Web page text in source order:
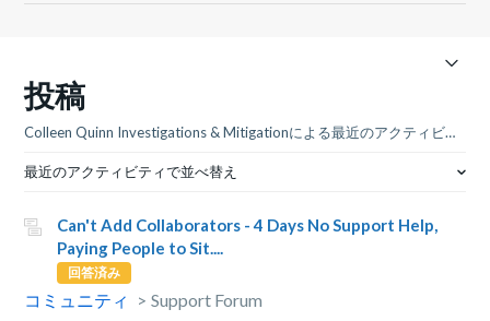
投稿
Colleen Quinn Investigations & Mitigationによる最近のアクティビティ
最近のアクティビティで並べ替え
Can't Add Collaborators - 4 Days No Support Help,
Paying People to Sit....
回答済み
コミュニティ
Support Forum